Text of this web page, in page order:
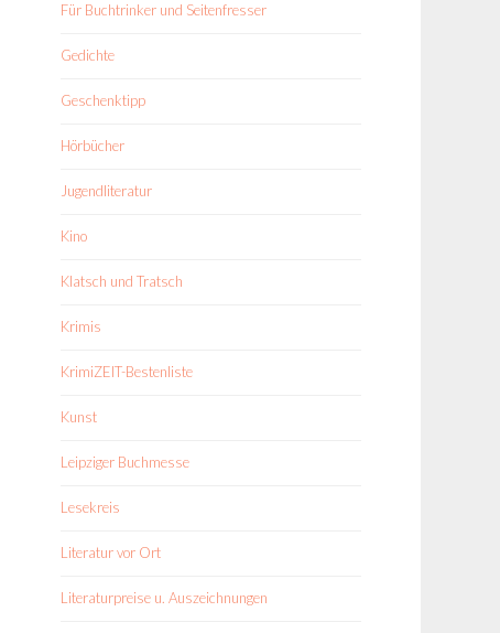
Für Buchtrinker und Seitenfresser
Gedichte
Geschenktipp
Hörbücher
Jugendliteratur
Kino
Klatsch und Tratsch
Krimis
KrimiZEIT-Bestenliste
Kunst
Leipziger Buchmesse
Lesekreis
Literatur vor Ort
Literaturpreise u. Auszeichnungen